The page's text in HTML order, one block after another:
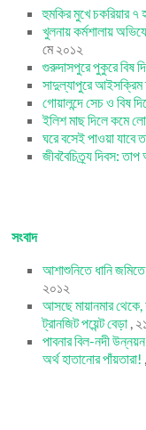
হুমকির মুখে চকরিয়ার ৭
খুলনায় কর্মশালায়
মে ২০১২
গুরুদাসপুরে পুকুরে বিষ
সাদুল্যাপুরে আইসক্রিম
গোয়ালন্দে সেচ ও বিষ
ইলিশ মাছ দিলে কমে
ঘরে বসেই পাওয়া যাবে
জীববৈচিত্র্য দিবস:
সংবাদ
আশাশুনিতে ধানি জমিতে
২০১২
আসছে মায়ানমার থেকে,
ট্রানজিট পয়েন্ট বেড়া ,
পাবনার বিল-নদী
অর্থ হাতানোর পাঁয়তারা!